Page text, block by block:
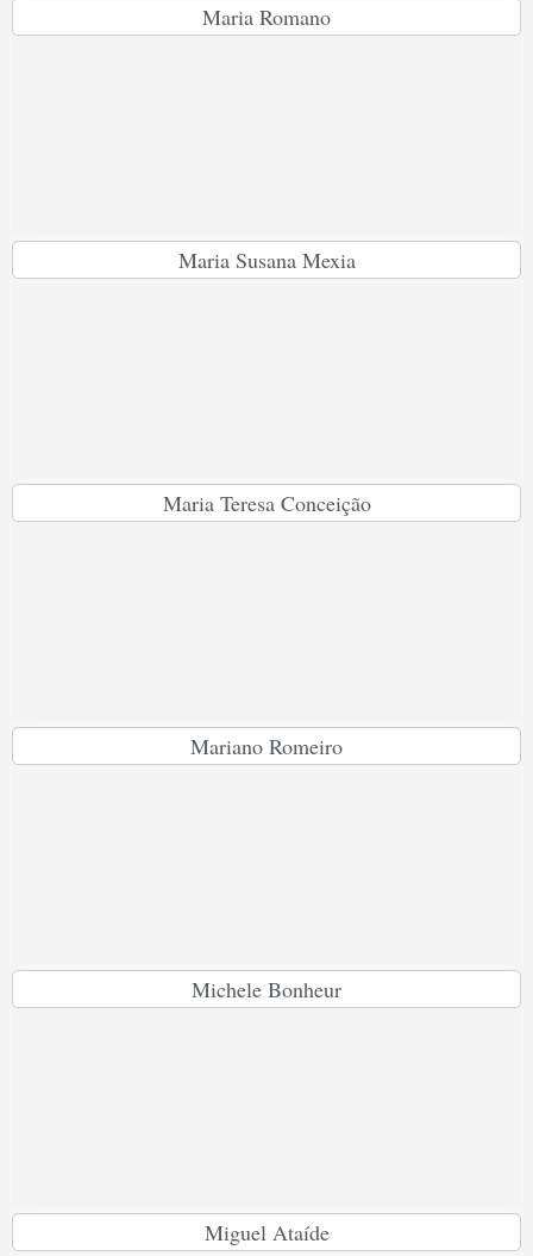
Maria Romano
Maria Susana Mexia
Maria Teresa Conceição
Mariano Romeiro
Michele Bonheur
Miguel Ataíde